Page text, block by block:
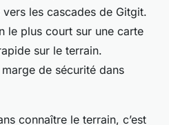
les cascades de Gitgit.
le plus court sur une carte
sur le terrain.
de sécurité dans
connaître le terrain, c’est